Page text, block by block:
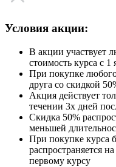
Условия акции:
В акции участвует
стоимость курса с 1
При покупке
друга со скидкой
Акция действует
течении 3х дней
Скидка 50%
меньшей
При покупке курса
распространяется
первому курсу